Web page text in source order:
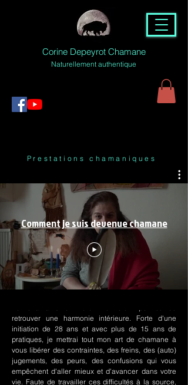
Corine Depeyrot Chamane
Naturellement authentique
Prestations chamaniques
Comment je suis devenue chamane
retrouver une harmonie intérieure. Forte d'une
initiation de 28 ans et avec plus de 15 ans de
pratiques, je mettrai tout mon art de chamane à
vous libérer des contraintes, des freins, des (auto)
jugements, des peurs, des confusions qui vous
empêchent d'aller mieux et d'avancer dans votre
vie. Faute de travailler ces difficultés à la source,